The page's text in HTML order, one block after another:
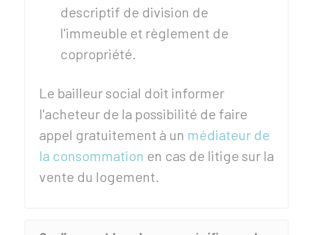
descriptif de division de
l'immeuble et règlement de
copropriété.
Le bailleur social doit informer
l'acheteur de la possibilité de faire
appel gratuitement à un médiateur de
la consommation en cas de litige sur la
vente du logement.